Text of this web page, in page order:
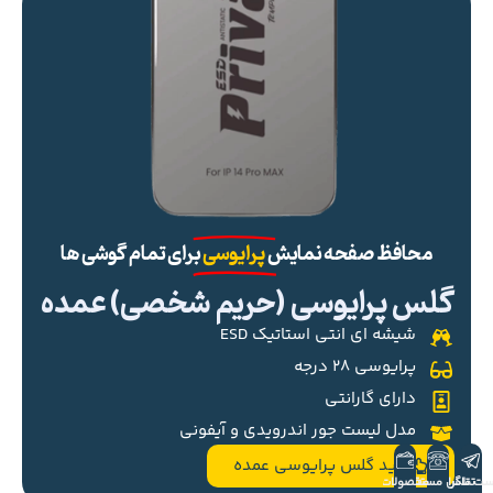
محافظ صفحه نمایشپرایوسیبرای تمام گوشی ها
گلس پرایوسی (حریم شخصی) عمده
شیشه ای انتی استاتیک ESD
پرایوسی ۲۸ درجه
دارای گارانتی
مدل لیست جور اندرویدی و آیفونی
خرید گلس پرایوسی عمده
تلگرام
تماس مستقیم
محصولات